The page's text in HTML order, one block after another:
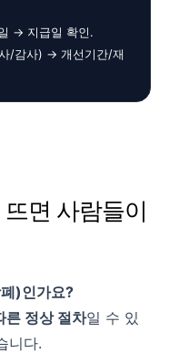
→ 지급일 확인.
/감사) → 개선기간/재
면 사람들이
)인가요?
른 정상 절차일 수 있
니다.